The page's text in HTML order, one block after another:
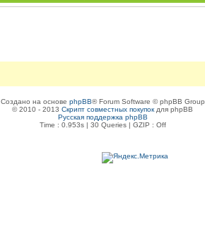
Создано на основе phpBB® Forum Software © phpBB Group
© 2010 - 2013 Скрипт совместных покупок для phpBB
Русская поддержка phpBB
Time : 0.953s | 30 Queries | GZIP : Off